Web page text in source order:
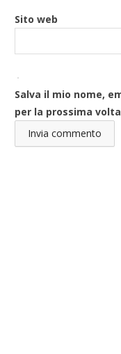
Sito web
Salva il mio nome,
per la prossima